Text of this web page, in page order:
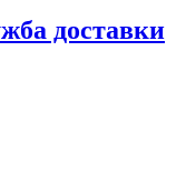
доставки